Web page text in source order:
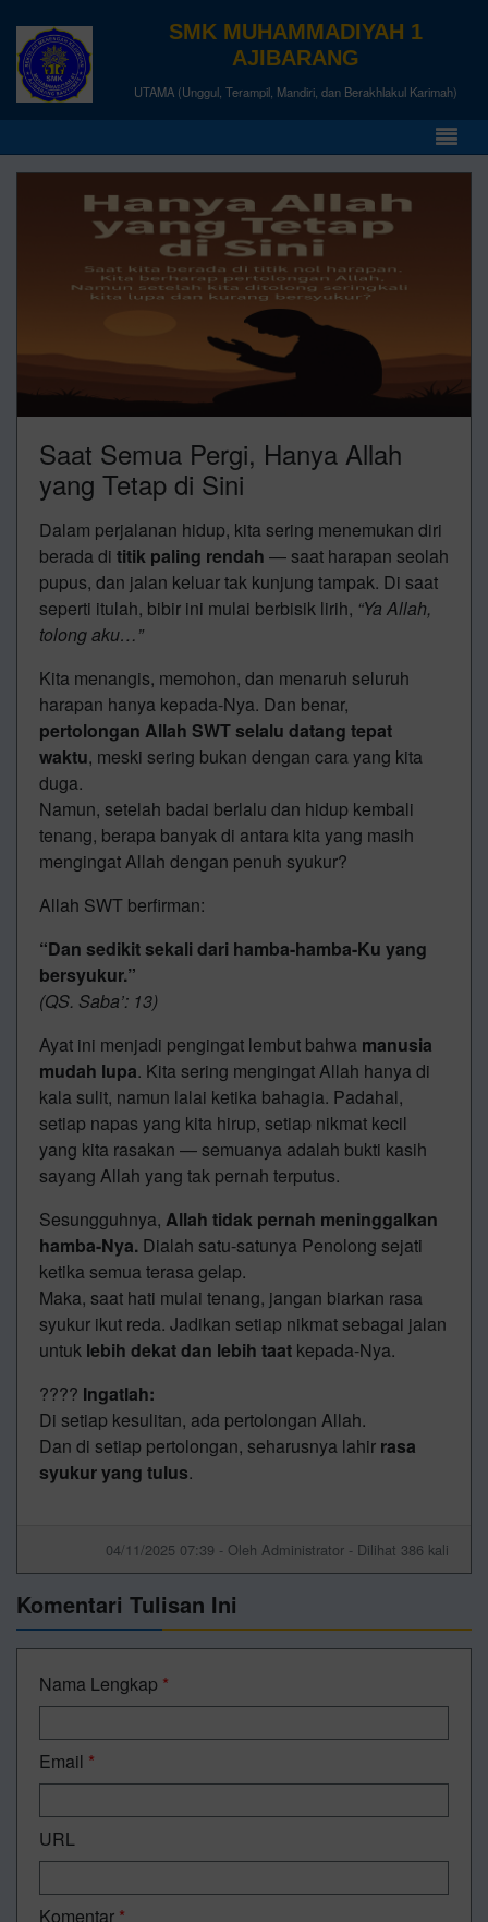
SMK MUHAMMADIYAH 1
AJIBARANG
UTAMA (Unggul, Terampil, Mandiri, dan Berakhlakul Karimah)
Saat Semua Pergi, Hanya Allah
yang Tetap di Sini
Dalam perjalanan hidup, kita sering menemukan diri
berada di titik paling rendah — saat harapan seolah
pupus, dan jalan keluar tak kunjung tampak. Di saat
seperti itulah, bibir ini mulai berbisik lirih, “Ya Allah,
tolong aku…”
Kita menangis, memohon, dan menaruh seluruh
harapan hanya kepada-Nya. Dan benar,
pertolongan Allah SWT selalu datang tepat
waktu, meski sering bukan dengan cara yang kita
duga.
Namun, setelah badai berlalu dan hidup kembali
tenang, berapa banyak di antara kita yang masih
mengingat Allah dengan penuh syukur?
Allah SWT berfirman:
“Dan sedikit sekali dari hamba-hamba-Ku yang
bersyukur.”
(QS. Saba’: 13)
Ayat ini menjadi pengingat lembut bahwa manusia
mudah lupa. Kita sering mengingat Allah hanya di
kala sulit, namun lalai ketika bahagia. Padahal,
setiap napas yang kita hirup, setiap nikmat kecil
yang kita rasakan — semuanya adalah bukti kasih
sayang Allah yang tak pernah terputus.
Sesungguhnya, Allah tidak pernah meninggalkan
hamba-Nya. Dialah satu-satunya Penolong sejati
ketika semua terasa gelap.
Maka, saat hati mulai tenang, jangan biarkan rasa
syukur ikut reda. Jadikan setiap nikmat sebagai jalan
untuk lebih dekat dan lebih taat kepada-Nya.
???? Ingatlah:
Di setiap kesulitan, ada pertolongan Allah.
Dan di setiap pertolongan, seharusnya lahir rasa
syukur yang tulus.
04/11/2025 07:39 - Oleh Administrator - Dilihat 386 kali
Komentari Tulisan Ini
Nama Lengkap *
Email *
URL
Komentar *